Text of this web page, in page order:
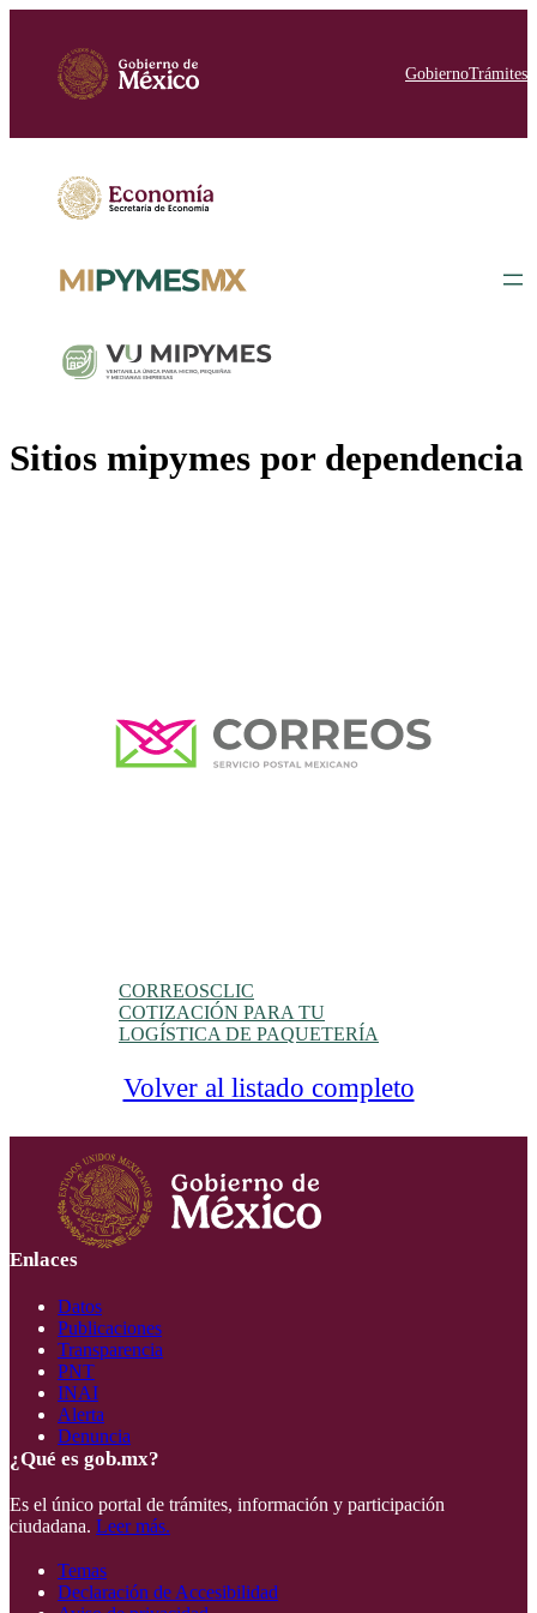
contenido
GobiernoTrámites
Sitios mipymes por dependencia
CORREOSCLIC
COTIZACIÓN PARA TU
LOGÍSTICA DE PAQUETERÍA
Volver al listado completo
Enlaces
Datos
Publicaciones
Transparencia
PNT
INAI
Alerta
Denuncia
¿Qué es gob.mx?
Es el único portal de trámites, información y participación
ciudadana. Leer más.
Temas
Declaración de Accesibilidad